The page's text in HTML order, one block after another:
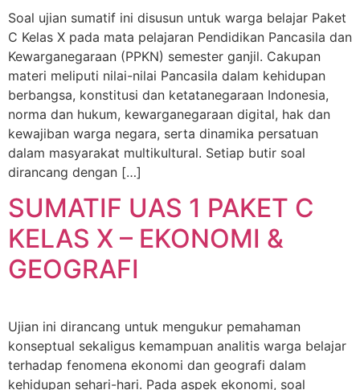
Soal ujian sumatif ini disusun untuk warga belajar Paket
C Kelas X pada mata pelajaran Pendidikan Pancasila dan
Kewarganegaraan (PPKN) semester ganjil. Cakupan
materi meliputi nilai-nilai Pancasila dalam kehidupan
berbangsa, konstitusi dan ketatanegaraan Indonesia,
norma dan hukum, kewarganegaraan digital, hak dan
kewajiban warga negara, serta dinamika persatuan
dalam masyarakat multikultural. Setiap butir soal
dirancang dengan […]
SUMATIF UAS 1 PAKET C
KELAS X – EKONOMI &
GEOGRAFI
Ujian ini dirancang untuk mengukur pemahaman
konseptual sekaligus kemampuan analitis warga belajar
terhadap fenomena ekonomi dan geografi dalam
kehidupan sehari-hari. Pada aspek ekonomi, soal